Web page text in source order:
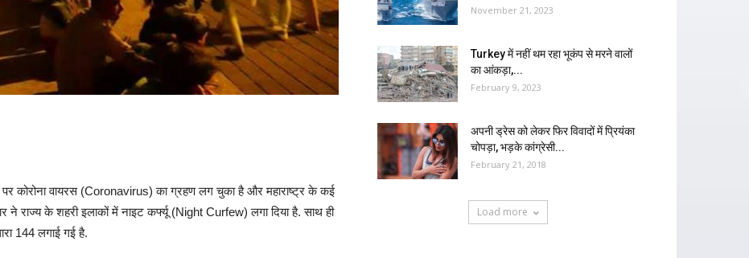
कोरोना वायरस (Coronavirus) का ग्रहण लग चुका है और महाराष्ट्र के कई
ने राज्य के शहरी इलाकों में नाइट कर्फ्यू (Night Curfew) लगा दिया है. साथ ही
144 लगाई गई है.
November 21, 2023
Turkey में नहीं थम रहा भूकंप से मरने वालों
का आंकड़ा,...
February 9, 2023
अपनी ड्रेस को लेकर फिर विवादों में प्रियंका
चोपड़ा, भड़के कांग्रेसी...
February 21, 2018
Load more